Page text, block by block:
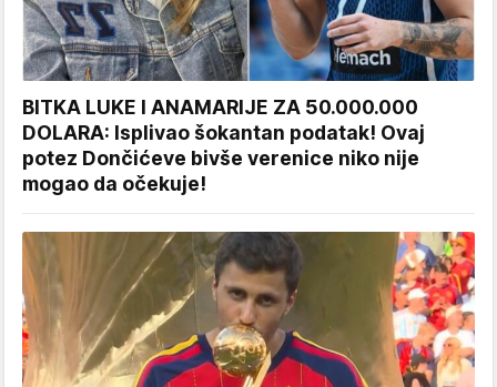
BITKA LUKE I ANAMARIJE ZA 50.000.000
DOLARA: Isplivao šokantan podatak! Ovaj
potez Dončićeve bivše verenice niko nije
mogao da očekuje!